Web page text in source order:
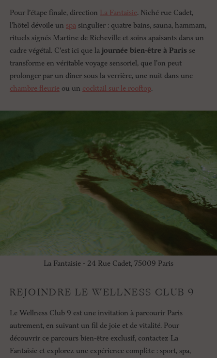
Pour l’étape finale, direction La Fantaisie. Niché rue Cadet,
l’hôtel dévoile un spa singulier : quatre bains, sauna, hammam,
rituels signés Martine de Richeville et soins apaisants dans un
cadre végétal. C’est ici que la journée bien-être à Paris se
transforme en véritable voyage sensoriel, que l’on peut
prolonger par un dîner sous la verrière, une nuit dans une
chambre fleurie ou un cocktail sur le rooftop.
La Fantaisie - 24 Rue Cadet, 75009 Paris
REJOINDRE LE WELLNESS CLUB 9
Le Wellness Club 9 est une invitation à parcourir Paris
autrement, en suivant un fil de joie et de vitalité. Pour
découvrir ce parcours bien-être exclusif, contactez La
Fantaisie et explorez une expérience complète : sport, spa,